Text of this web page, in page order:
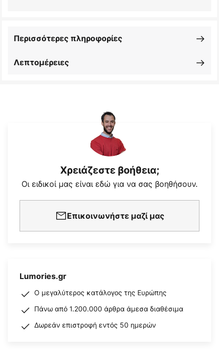
Λεπτομέρειες
Περισσότερες πληροφορίες
Χρειάζεστε βοήθεια;
Οι ειδικοί μας είναι εδώ για να σας βοηθήσουν.
Επικοινωνήστε μαζί μας
Lumories.gr
Ο μεγαλύτερος κατάλογος της Ευρώπης
Πάνω από 1.200.000 άρθρα άμεσα διαθέσιμα
Δωρεάν επιστροφή εντός 50 ημερών